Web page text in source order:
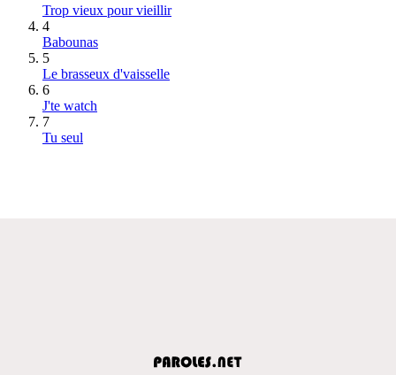
Trop vieux pour vieillir
4
Babounas
5
Le brasseux d'vaisselle
6
J'te watch
7
Tu seul